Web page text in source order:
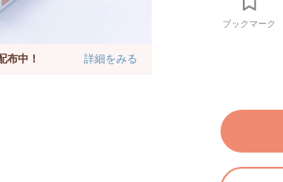
布中！ 詳細をみる
ブックマーク